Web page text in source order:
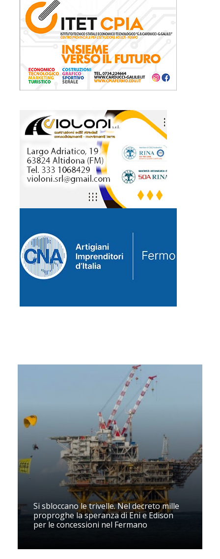
Si sbloccano le trivelle. Nel decreto mille
proproghe la speranza di Eni e Edison
per le concessioni nel Fermano